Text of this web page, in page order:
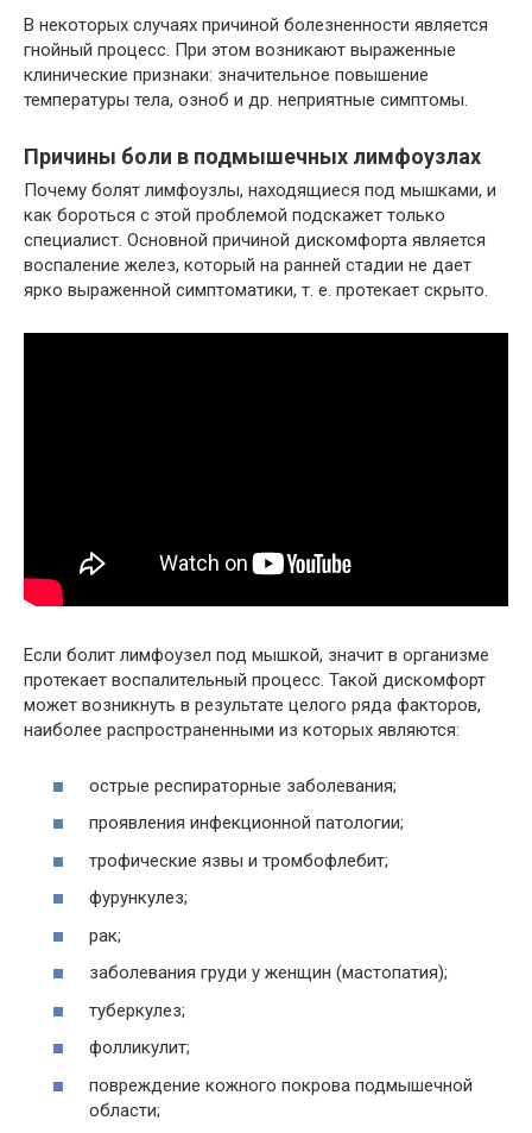
В некоторых случаях причиной болезненности является
гнойный процесс. При этом возникают выраженные
клинические признаки: значительное повышение
температуры тела, озноб и др. неприятные симптомы.
Причины боли в подмышечных лимфоузлах
Почему болят лимфоузлы, находящиеся под мышками, и
как бороться с этой проблемой подскажет только
специалист. Основной причиной дискомфорта является
воспаление желез, который на ранней стадии не дает
ярко выраженной симптоматики, т. е. протекает скрыто.
Если болит лимфоузел под мышкой, значит в организме
протекает воспалительный процесс. Такой дискомфорт
может возникнуть в результате целого ряда факторов,
наиболее распространенными из которых являются:
острые респираторные заболевания;
проявления инфекционной патологии;
трофические язвы и тромбофлебит;
фурункулез;
рак;
заболевания груди у женщин (мастопатия);
туберкулез;
фолликулит;
повреждение кожного покрова подмышечной
области;